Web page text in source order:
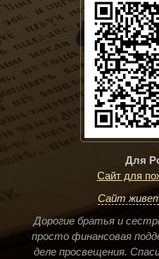
Для
Сайт для
Сайт
Дорогие братья и
просто финансовая
деле просвещения.